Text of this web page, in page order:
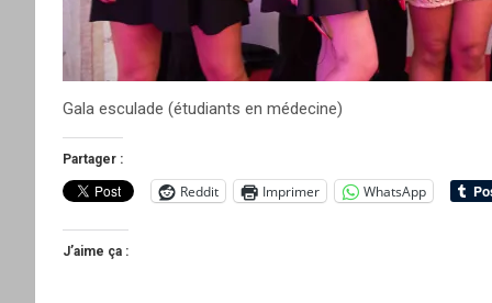
Gala esculade (étudiants en médecine)
Partager :
Reddit Imprimer WhatsApp
J’aime ça :